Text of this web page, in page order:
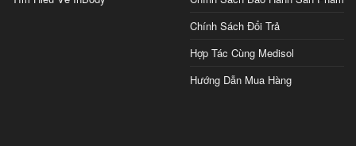
Chính Sách Đổi Trả
Hợp Tác Cùng Medisol
Hướng Dẫn Mua Hàng